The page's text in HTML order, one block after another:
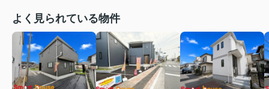
よく見られている物件